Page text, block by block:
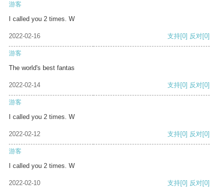
游客
I called you 2 times. W
2022-02-16 支持[0] 反对[0]
游客
The world's best fantas
2022-02-14 支持[0] 反对[0]
游客
I called you 2 times. W
2022-02-12 支持[0] 反对[0]
游客
I called you 2 times. W
2022-02-10 支持[0] 反对[0]